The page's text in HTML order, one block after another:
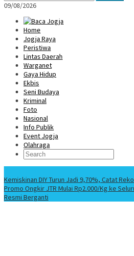
09/08/2026
Home
Jogja Raya
Peristiwa
Lintas Daerah
Warganet
Gaya Hidup
Ekbis
Seni Budaya
Kriminal
Foto
Nasional
Info Publik
Event Jogja
Olahraga
Kemiskinan DIY Turun Jadi 9,70%, Catat
Promo Ongkir JTR Mulai Rp2.000/Kg ke
Resmi Berganti